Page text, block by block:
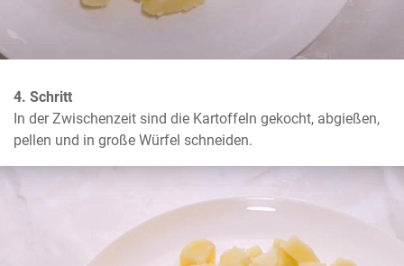
4. Schritt
In der Zwischenzeit sind die Kartoffeln gekocht, abgießen,
pellen und in große Würfel schneiden.